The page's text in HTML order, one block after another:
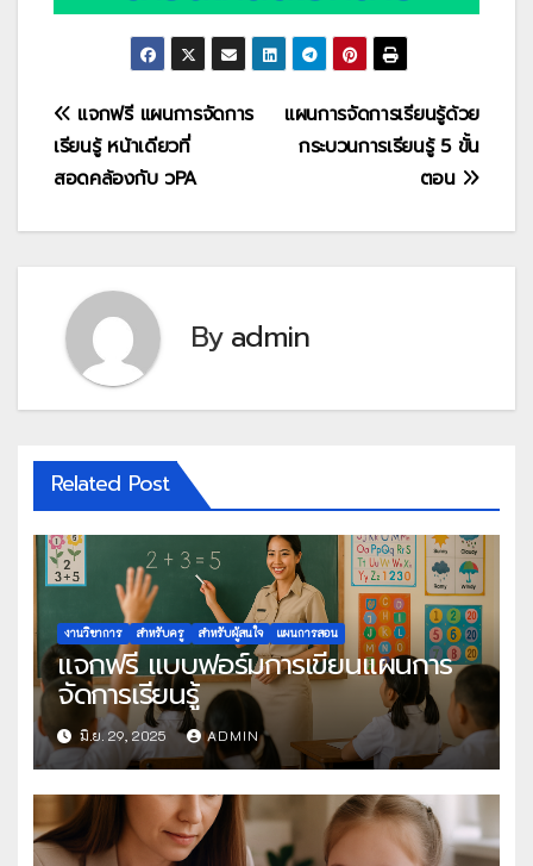
แนะแนว
เรื่อง
แผนการจัดการเรียนรู้ด้วย
กระบวนการเรียนรู้ 5 ขั้น
ตอน
แจกฟรี แผนการจัดการ
เรียนรู้ หน้าเดียวที่
สอดคล้องกับ วPA
Byadmin
Related Post
งานวิชาการ สำหรับครู สำหรับผู้สนใจ แผนการสอน
แจกฟรี แบบฟอร์มการเขียนแผนการ
จัดการเรียนรู้
มิ.ย. 29, 2025 ADMIN